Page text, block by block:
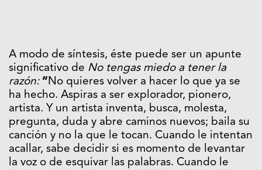
A modo de síntesis, éste puede ser un apunte
significativo de No tengas miedo a tener la
razón: “No quieres volver a hacer lo que ya se
ha hecho. Aspiras a ser explorador, pionero,
artista. Y un artista inventa, busca, molesta,
pregunta, duda y abre caminos nuevos; baila su
canción y no la que le tocan. Cuando le intentan
acallar, sabe decidir si es momento de levantar
la voz o de esquivar las palabras. Cuando le